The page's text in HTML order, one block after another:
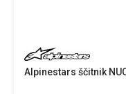
Alpinestars ščitnik